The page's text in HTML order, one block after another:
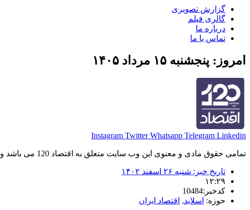
گزارش تصویری
گالری فیلم
درباره ما
تماس با ما
امروز: پنجشنبه ۱۵ مرداد ۱۴۰۵
Instagram Twitter Whatsapp Telegram Linkedin
تمامی حقوق مادی و معنوی این وب سایت متعلق به اقتصاد 120 می باشد و استفاده غیر قانونی از آن پیگرد قانونی دارد.
تاریخ خبر: شنبه ۲۶ اسفند ۱۴۰۲
۱۲:۲۹
کدخبر:10484
حوزه: اسلاید, اقتصاد ایران